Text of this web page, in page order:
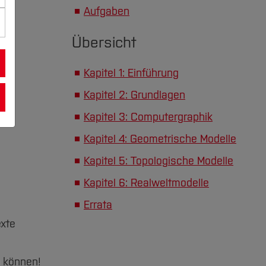
Aufgaben
Übersicht
Kapitel 1: Einführung
Kapitel 2: Grundlagen
Kapitel 3: Computergraphik
Kapitel 4: Geometrische Modelle
Kapitel 5: Topologische Modelle
Kapitel 6: Realweltmodelle
Errata